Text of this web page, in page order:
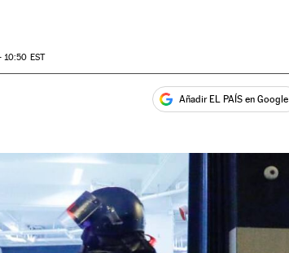
10:50 EST
Añadir EL PAÍS en Google